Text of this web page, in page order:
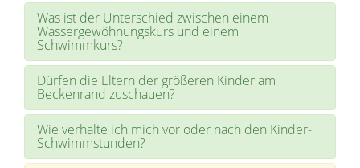
Was ist der Unterschied zwischen einem
Wassergewöhnungskurs und einem
Schwimmkurs?
Dürfen die Eltern der größeren Kinder am
Beckenrand zuschauen?
Wie verhalte ich mich vor oder nach den Kinder-
Schwimmstunden?